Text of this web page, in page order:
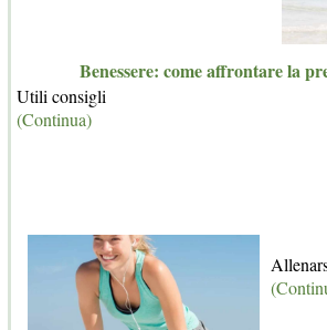
Benessere: come affrontare la
Utili consigli
(Continua)